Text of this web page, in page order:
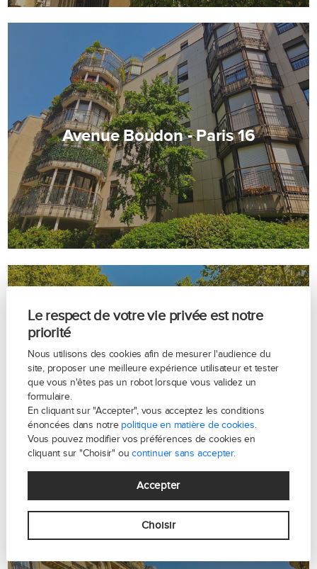
Le respect de votre vie privée est notre
priorité
Nous utilisons des cookies afin de mesurer l'audience du
site, proposer une meilleure expérience utilisateur et tester
que vous n'êtes pas un robot lorsque vous validez un
formulaire.
En cliquant sur "Accepter", vous acceptez les conditions
énoncées dans notre politique en matière de cookies.
Vous pouvez modifier vos préférences de cookies en
cliquant sur "Choisir" oucontinuer sans accepter.
Accepter
Choisir
Avenue Boudon - Paris 16
Avenue d'Iéna - Paris 16